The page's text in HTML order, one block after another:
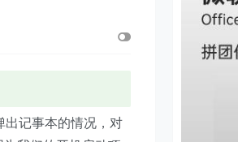
记事本的情况，对